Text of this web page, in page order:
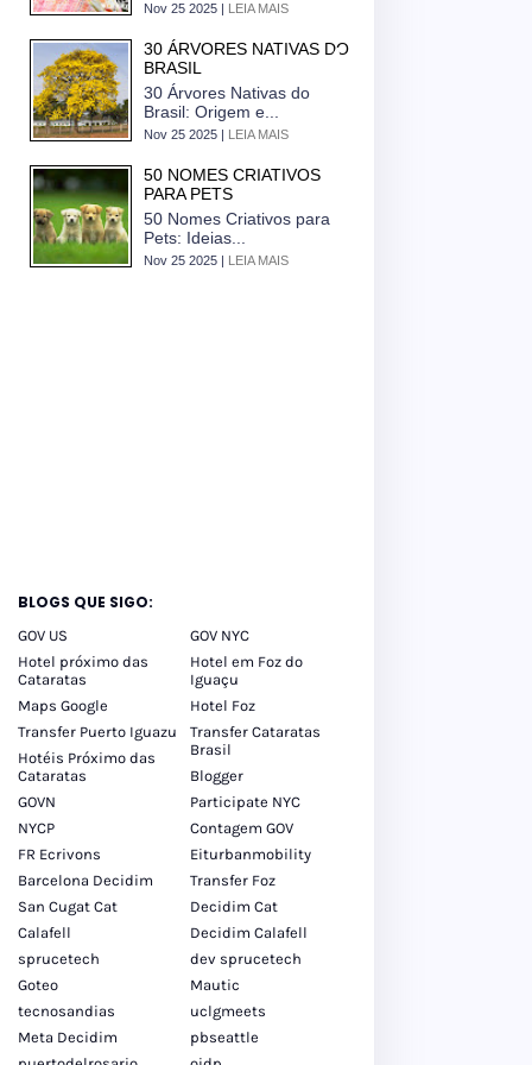
Nov 25 2025 | LEIA MAIS
30 ÁRVORES NATIVAS DO
BRASIL
30 Árvores Nativas do
Brasil: Origem e...
Nov 25 2025 | LEIA MAIS
50 NOMES CRIATIVOS
PARA PETS
50 Nomes Criativos para
Pets: Ideias...
Nov 25 2025 | LEIA MAIS
BLOGS QUE SIGO:
GOV US
GOV NYC
Hotel próximo das
Cataratas
Hotel em Foz do
Iguaçu
Maps Google
Hotel Foz
Transfer Puerto Iguazu
Transfer Cataratas
Brasil
Hotéis Próximo das
Cataratas
Blogger
GOVN
Participate NYC
NYCP
Contagem GOV
FR Ecrivons
Eiturbanmobility
Barcelona Decidim
Transfer Foz
San Cugat Cat
Decidim Cat
Calafell
Decidim Calafell
sprucetech
dev sprucetech
Goteo
Mautic
tecnosandias
uclgmeets
Meta Decidim
pbseattle